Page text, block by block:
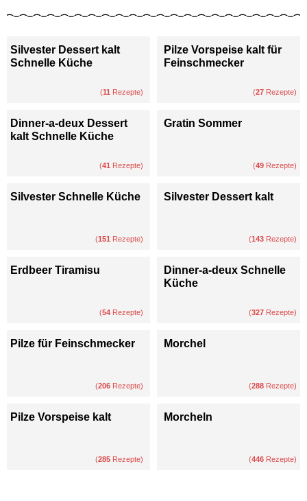
Silvester Dessert kalt
Schnelle Küche
(11 Rezepte)
Pilze Vorspeise kalt für
Feinschmecker
(27 Rezepte)
Dinner-a-deux Dessert
kalt Schnelle Küche
(41 Rezepte)
Gratin Sommer
(49 Rezepte)
Silvester Schnelle Küche
(151 Rezepte)
Silvester Dessert kalt
(143 Rezepte)
Erdbeer Tiramisu
(54 Rezepte)
Dinner-a-deux Schnelle
Küche
(327 Rezepte)
Pilze für Feinschmecker
(206 Rezepte)
Morchel
(288 Rezepte)
Pilze Vorspeise kalt
(285 Rezepte)
Morcheln
(446 Rezepte)